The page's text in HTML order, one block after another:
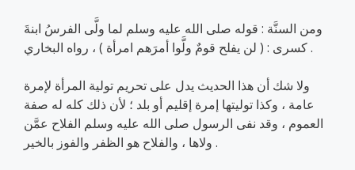
ومن السنَّة : قوله صلى الله عليه وسلم لما ولَّى الفرسُ ابنةَ
كسرى : ( لن يفلح قومٌ ولَّوا أمرَهم امرأة ) ، رواه البخاري .
ولا شك أن هذا الحديث يدل على تحريم تولية المرأة لإمرة
عامة ، وكذا توليتها إمرة إقليم أو بلد ؛ لأن ذلك كله له صفة
العموم ، وقد نفى الرسول صلى الله عليه وسلم الفلاح عمَّن
ولاها ، والفلاح هو الظفر والفوز بالخير .